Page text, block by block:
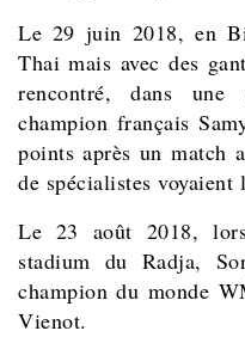
Le 29 juin 2018, en
Thai mais avec des
rencontré, dans
champion français
points après un match
de spécialistes
Le 23 août 2018,
stadium du Radja,
champion du monde
Vienot.